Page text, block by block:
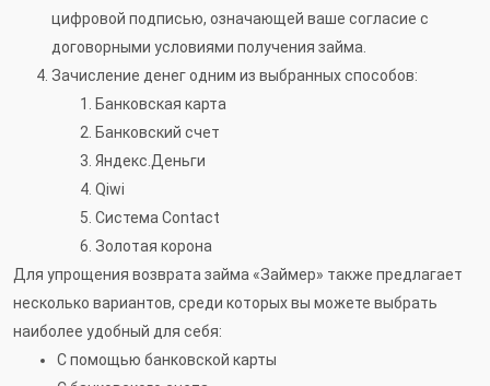
цифровой подписью, означающей ваше согласие с
договорными условиями получения займа.
Зачисление денег одним из выбранных способов:
Банковская карта
Банковский счет
Яндекс.Деньги
Qiwi
Система Contact
Золотая корона
Для упрощения возврата займа «Займер» также предлагает
несколько вариантов, среди которых вы можете выбрать
наиболее удобный для себя:
С помощью банковской карты